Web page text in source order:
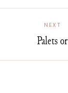
NEXT
Palets or